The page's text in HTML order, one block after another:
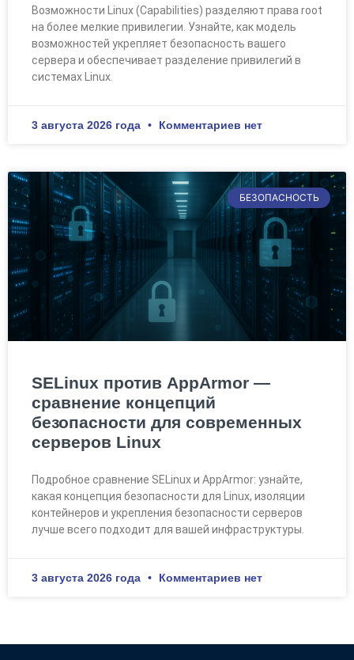
Возможности Linux (Capabilities) разделяют права root
на более мелкие привилегии. Узнайте, как модель
возможностей укрепляет безопасность вашего
сервера и обеспечивает разделение привилегий в
системах Linux.
3 августа 2026 года Комментариев нет
БЕЗОПАСНОСТЬ
SELinux против AppArmor —
сравнение концепций
безопасности для современных
серверов Linux
Подробное сравнение SELinux и AppArmor: узнайте,
какая концепция безопасности для Linux, изоляции
контейнеров и укрепления безопасности серверов
лучше всего подходит для вашей инфраструктуры.
3 августа 2026 года Комментариев нет